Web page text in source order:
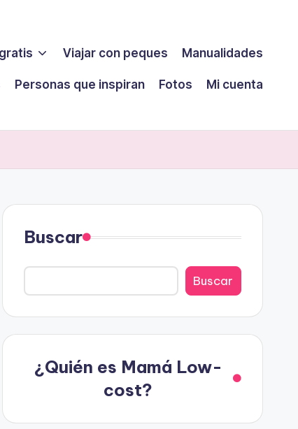
Viajar con peques Manualidades
Personas que inspiran Fotos
Mi cuenta
Buscar
Buscar
¿Quién es Mamá Low-
cost?